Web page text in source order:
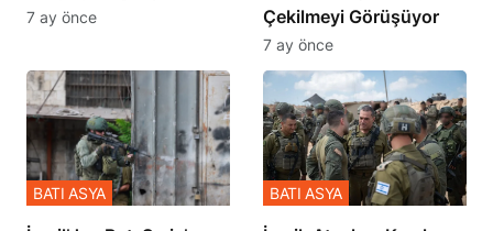
7 ay önce
Çekilmeyi Görüşüyor
7 ay önce
BATI ASYA BATI ASYA